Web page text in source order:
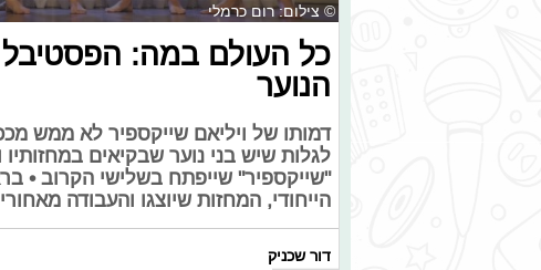
© צילום: רום כרמלי
כל העולם במה: הפסטיבל
הנוער
דמותו של ויליאם שייקספיר לא ממש
לגלות שיש בני נוער שבקיאים
"שייקספיר" שייפתח בשלישי הקרוב •
הייחודי, המחזות שיוצגו והעבודה
דור שכניק